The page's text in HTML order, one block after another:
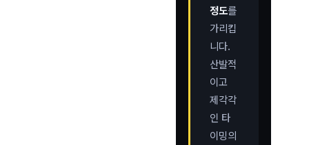
정도를
가리킵
니다.
산발적
이고
제각각
인 타
이밍의